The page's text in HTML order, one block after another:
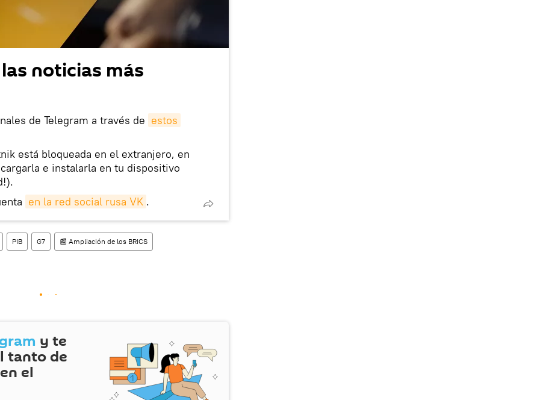
noticias más
de Telegram a través de estos
está bloqueada en el extranjero, en
e instalarla en tu dispositivo
en la red social rusa VK .
PIB G7 📰 Ampliación de los BRICS
y te
tanto de
el